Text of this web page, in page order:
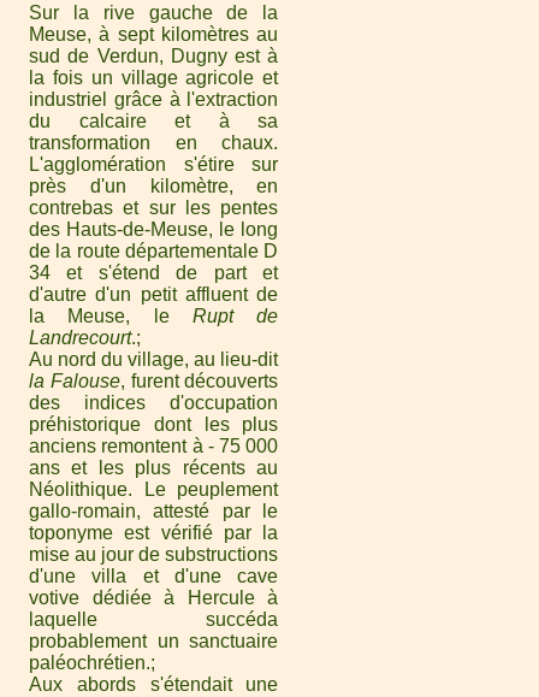
Sur la rive gauche de la
Meuse, à sept kilomètres au
sud de Verdun, Dugny est à
la fois un village agricole et
industriel grâce à l'extraction
du calcaire et à sa
transformation en chaux.
L'agglomération s'étire sur
près d'un kilomètre, en
contrebas et sur les pentes
des Hauts-de-Meuse, le long
de la route départementale D
34 et s'étend de part et
d'autre d'un petit affluent de
la Meuse, leRupt de
Landrecourt.
Au nord du village, au lieu-dit
la Falouse, furent découverts
des indices d'occupation
préhistorique dont les plus
anciens remontent à - 75 000
ans et les plus récents au
Néolithique. Le peuplement
gallo-romain, attesté par le
toponyme est vérifié par la
mise au jour de substructions
d'une villa et d'une cave
votive dédiée à Hercule à
laquelle succéda
probablement un sanctuaire
paléochrétien.
Aux abords s'étendait une